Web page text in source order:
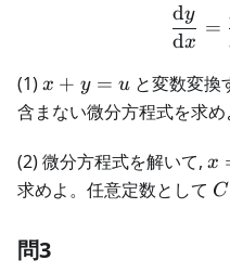
dx
dy
=
(1) x
+
=
u
x + y = u と変数変換
含まない微分方程式を求め
(2) 微分方程式を解いて, x
x
求めよ。任意定数として C
C
問3